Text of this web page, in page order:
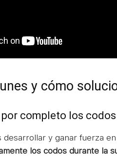
y cómo
completo los codos
desarrollar y ganar fuerza
los codos durante la